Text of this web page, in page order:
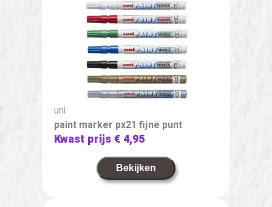
uni
paint marker px21 fijne punt
Kwast prijs€ 4,95
Bekijken